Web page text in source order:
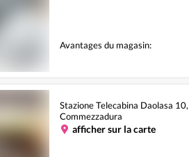
Avantages du magasin:
Stazione Telecabina Daolasa 10,
Commezzadura
afficher sur la carte